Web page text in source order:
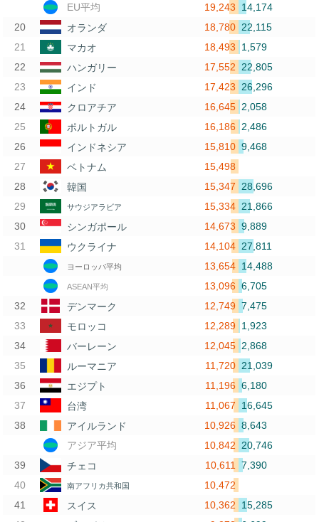
EU平均
19,243
14,174
オランダ
18,780 22,115
マカオ
18,493
1,579
ハンガリー
17,552
22,805
インド
17,423
26,296
クロアチア
16,645
2,058
ポルトガル
16,186
2,486
インドネシア
15,810 9,468
ベトナム
15,498
韓国
15,347 28,696
サウジアラビア 15,334 21,866
シンガポール
14,673 9,889
ウクライナ
14,104 27,811
ヨーロッパ平均 13,654 14,488
ASEAN平均 13,096 6,705
デンマーク
12,749 7,475
モロッコ
12,289
1,923
バーレーン
12,045
2,868
ルーマニア
11,720 21,039
エジプト
11,196 6,180
台湾
11,067
16,645
アイルランド
10,926 8,643
アジア平均
10,842
20,746
チェコ
10,611 7,390
南アフリカ共和国
10,472
スイス
10,362
15,285